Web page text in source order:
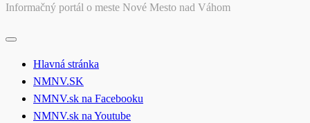
Informačný portál o meste Nové Mesto nad Váhom
Hlavná stránka
NMNV.SK
NMNV.sk na Facebooku
NMNV.sk na Youtube